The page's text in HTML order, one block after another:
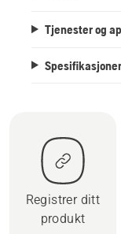
Tjenester og
Spesifikasjoner
Registrer ditt
produkt